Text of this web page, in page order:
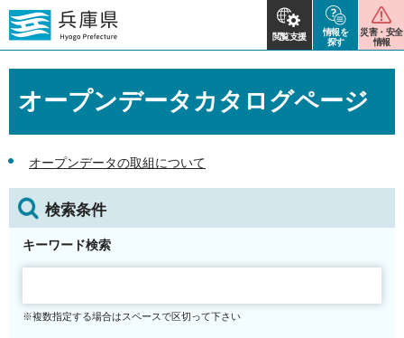
閲覧支援
情報を
探す
災害・安全
情報
オープンデータカタログページ
オープンデータの取組について
検索条件
キーワード検索
※複数指定する場合はスペースで区切って下さい